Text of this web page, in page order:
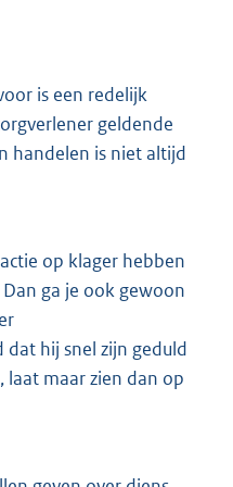
is een redelijk
geldende
handelen is niet altijd
op klager hebben
ga je ook gewoon
dat hij snel zijn geduld
maar zien dan op